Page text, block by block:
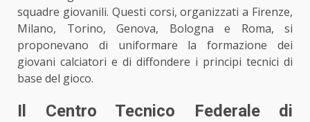
squadre giovanili. Questi corsi, organizzati a Firenze,
Milano, Torino, Genova, Bologna e Roma, si
proponevano di uniformare la formazione dei
giovani calciatori e di diffondere i principi tecnici di
base del gioco.
Il Centro Tecnico Federale di